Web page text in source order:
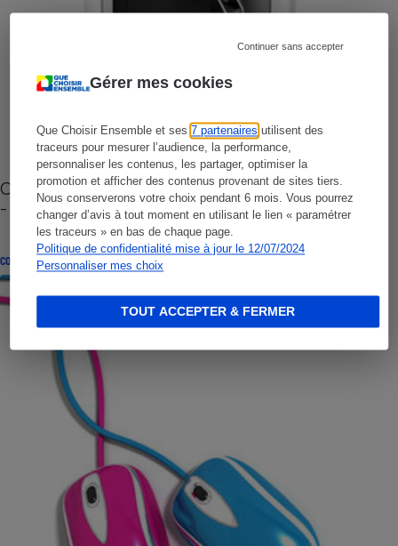
Gérer mes cookies
Que Choisir Ensemble et ses7 partenaires utilisent des
traceurs pour mesurer l’audience, la performance,
personnaliser les contenus, les partager, optimiser la
promotion et afficher des contenus provenant de sites tiers.
Nous conserverons votre choix pendant 6 mois. Vous pourrez
changer d’avis à tout moment en utilisant le lien « paramétrer
les traceurs » en bas de chaque page.
Politique de confidentialité mise à jour le 12/07/2024
Personnaliser mes choix
Continuer sans accepter
TOUT ACCEPTER & FERMER
Cafetière à capsules zéro déchet CoffeeB (vidéo)
- Premières impressions
CONSEILS